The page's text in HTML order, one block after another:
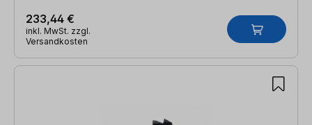
233,44 €
inkl. MwSt. zzgl.
Versandkosten